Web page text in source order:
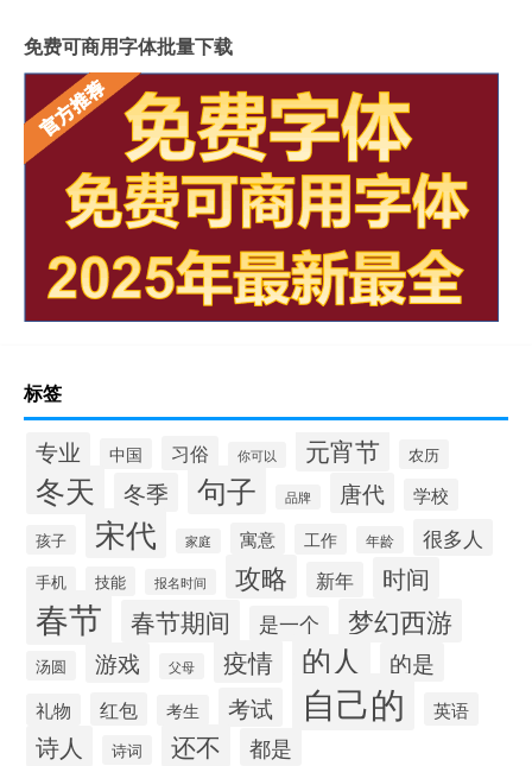
免费可商用字体批量下载
标签
专业 中国 习俗 你可以 元宵节 农历
冬天 冬季 句子 品牌 唐代 学校
孩子 宋代 家庭 寓意 工作 年龄 很多人
手机 技能 报名时间 攻略 新年 时间
春节 春节期间 是一个 梦幻西游
汤圆 游戏 父母 疫情 的人 的是
礼物 红包 考生 考试 自己的 英语
诗人 诗词 还不 都是